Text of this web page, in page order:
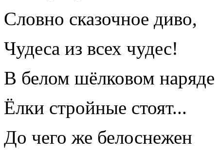
Словно сказочное диво,
Чудеса из всех чудес!
В белом шёлковом наряде
Ёлки стройные стоят...
До чего же белоснежен